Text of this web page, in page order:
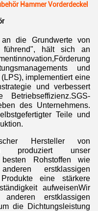
Hammer Vorderdeckel
die Grundwerte von
führend", hält sich an
und
implementiert eine
und verbessert
Betriebseffizienz.SGS-
des Unternehmens.
Teile und
Hersteller von
produziert unser
Rohstoffen wie
erstklassigen
eine stärkere
aufweisenWir
erstklassigen
die Dichtungsleistung